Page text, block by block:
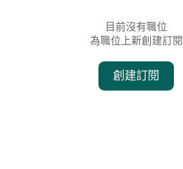
目前沒有職位
為職位上新創建訂閱
創建訂閱